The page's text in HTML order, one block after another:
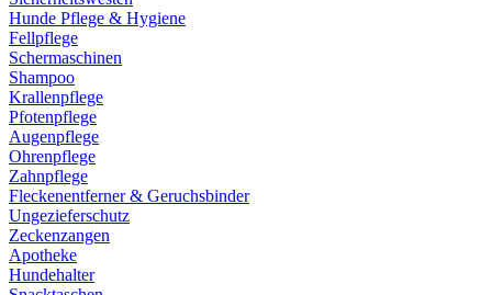
Hunde Pflege & Hygiene
Fellpflege
Schermaschinen
Shampoo
Krallenpflege
Pfotenpflege
Augenpflege
Ohrenpflege
Zahnpflege
Fleckenentferner & Geruchsbinder
Ungezieferschutz
Zeckenzangen
Apotheke
Hundehalter